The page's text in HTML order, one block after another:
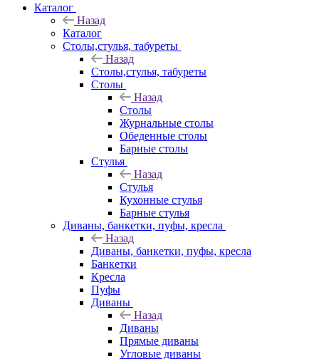
Каталог
Назад
Каталог
Столы,стулья, табуреты
Назад
Столы,стулья, табуреты
Столы
Назад
Столы
Журнальные столы
Обеденные столы
Барные столы
Стулья
Назад
Стулья
Кухонные стулья
Барные стулья
Диваны, банкетки, пуфы, кресла
Назад
Диваны, банкетки, пуфы, кресла
Банкетки
Кресла
Пуфы
Диваны
Назад
Диваны
Прямые диваны
Угловые диваны